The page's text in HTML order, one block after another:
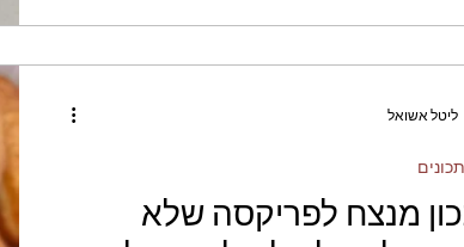
מנצח לפריקסה שלא
ליטל אשואל